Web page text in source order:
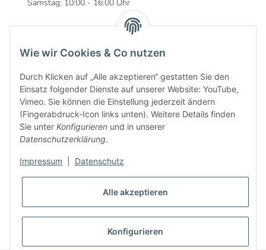
Wie wir Cookies & Co nutzen
Durch Klicken auf „Alle akzeptieren“ gestatten Sie den
Einsatz folgender Dienste auf unserer Website: YouTube,
Vimeo. Sie können die Einstellung jederzeit ändern
(Fingerabdruck-Icon links unten). Weitere Details finden
Sie unter Konfigurieren und in unserer
Datenschutzerklärung.
Impressum Datenschutz
Alle akzeptieren
Konfigurieren
Samstag: 10:00 - 16:00 Uhr
Informationen
Gesetzliche Informationen
* Alle Preise inkl. gesetzlicher USt., zzgl.
VERTRAG WIDERRUFEN